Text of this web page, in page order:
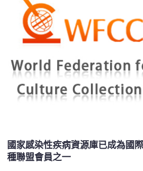
國家感染性疾病資源庫已成為國
種聯盟會員之一